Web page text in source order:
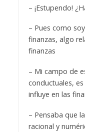
– ¡Estupendo!
– Pues como
finanzas, algo
finanzas
– Mi campo de
conductuales,
influye en las
– Pensaba que
racional y